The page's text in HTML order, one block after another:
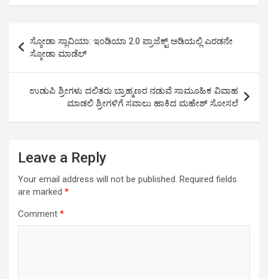
at
A
p
p
ce
b
o
o
k
tt ail py
Li
n
k
ar
e
navigation
ಸ್ಕೋಡಾ ಸ್ಲಾವಿಯಾ: ಇಂಡಿಯಾ 2.0 ಪ್ರಾಜೆಕ್ಟ್‌ ಅಡಿಯಲ್ಲಿ ಎರಡನೇ
ಸ್ಕೋಡಾ ಮಾಡೆಲ್‌
ಉಡುಪಿ ಶ್ರೀಗಳು ದಲಿತರು ಬ್ರಾಹ್ಮಣರ ನಡುವೆ ಸಾಮೂಹಿಕ ವಿವಾಹ
ಮಾಡಲಿ ಶ್ರೀಗಳಿಗೆ ಸವಾಲು ಹಾಕಿದ ಮಹೇಶ್ ಸೋಸಲೆ
Leave a Reply
Your email address will not be published. Required fields
are marked *
Comment *